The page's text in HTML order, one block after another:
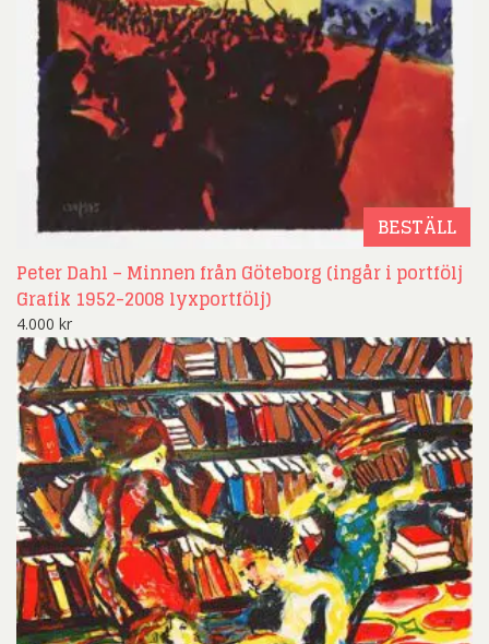
BESTÄLL
Peter Dahl – Minnen från Göteborg (ingår i portfölj
Grafik 1952-2008 lyxportfölj)
4.000 kr